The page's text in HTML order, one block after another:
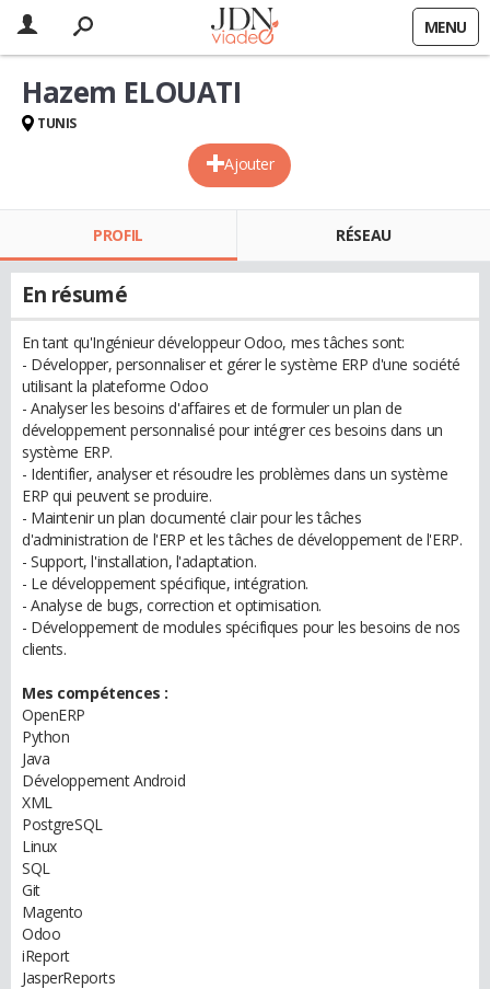
MENU
Ajouter
Hazem ELOUATI
TUNIS
PROFIL RÉSEAU
En résumé
En tant qu'Ingénieur développeur Odoo, mes tâches sont:
- Développer, personnaliser et gérer le système ERP d'une société
utilisant la plateforme Odoo
- Analyser les besoins d'affaires et de formuler un plan de
développement personnalisé pour intégrer ces besoins dans un
système ERP.
- Identifier, analyser et résoudre les problèmes dans un système
ERP qui peuvent se produire.
- Maintenir un plan documenté clair pour les tâches
d'administration de l'ERP et les tâches de développement de l'ERP.
- Support, l'installation, l'adaptation.
- Le développement spécifique, intégration.
- Analyse de bugs, correction et optimisation.
- Développement de modules spécifiques pour les besoins de nos
clients.
Mes compétences :
OpenERP
Python
Java
Développement Android
XML
PostgreSQL
Linux
SQL
Git
Magento
Odoo
iReport
JasperReports